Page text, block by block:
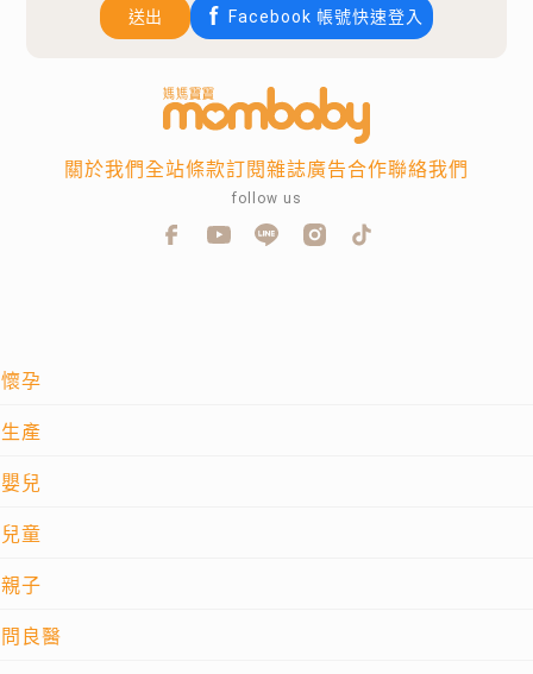
送出 Facebook 帳號快速登入
懷孕
生產
嬰兒
兒童
親子
問良醫
關於我們全站條款訂閱雜誌廣告合作聯絡我們
follow us